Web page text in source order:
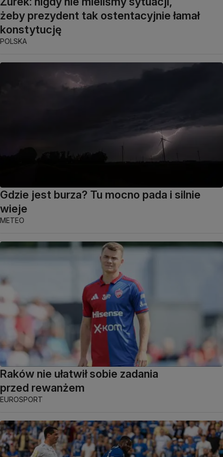
żeby prezydent tak ostentacyjnie łamał
konstytucję
POLSKA
Gdzie jest burza? Tu mocno pada i silnie
wieje
METEO
Raków nie ułatwił sobie zadania
przed rewanżem
EUROSPORT